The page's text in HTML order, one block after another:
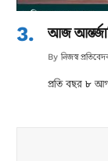
আজ
By নিজস্ব
প্রতি বছর ৮